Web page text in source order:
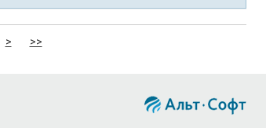
> >>